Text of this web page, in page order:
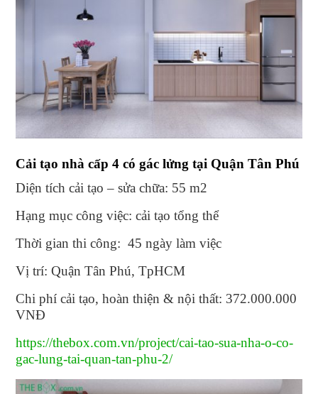
Cải tạo nhà cấp 4 có gác lửng tại Quận Tân Phú
Diện tích cải tạo – sửa chữa: 55 m2
Hạng mục công việc: cải tạo tổng thể
Thời gian thi công: 45 ngày làm việc
Vị trí: Quận Tân Phú, TpHCM
Chi phí cải tạo, hoàn thiện & nội thất: 372.000.000
VNĐ
https://thebox.com.vn/project/cai-tao-sua-nha-o-co-
gac-lung-tai-quan-tan-phu-2/